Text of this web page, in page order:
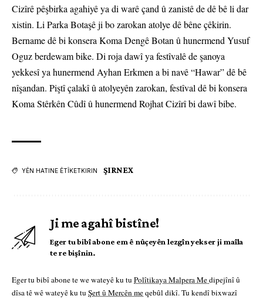
Cizîrê pêşbirka agahiyê ya di warê çand û zanistê de dê bê li dar
xistin. Li Parka Botaşê ji bo zarokan atolye dê bêne çêkirin.
Bername dê bi konsera Koma Dengê Botan û hunermend Yusuf
Oguz berdewam bike. Di roja dawî ya festîvalê de şanoya
yekkesî ya hunermend Ayhan Erkmen a bi navê “Hawar” dê bê
nîşandan. Piştî çalakî û atolyeyên zarokan, festîval dê bi konsera
Koma Stêrkên Cûdî û hunermend Rojhat Cizîrî bi dawî bibe.
YÊN HATINE ÊTÎKETKIRIN ŞIRNEX
Ji me agahî bistîne!
Eger tu bibî abone em ê nûçeyên lezgîn yekser ji maîla
te re bişînin.
Eger tu bibî abone te we wateyê ku tu Polîtikaya Malpera Medipejînî û
dîsa tê wê wateyê ku tu Şert û Mercên meqebûl dikî. Tu kendî bixwazî